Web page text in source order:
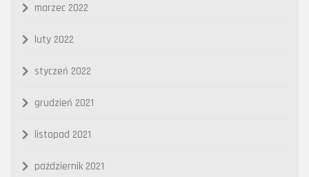
marzec 2022
luty 2022
styczeń 2022
grudzień 2021
listopad 2021
październik 2021